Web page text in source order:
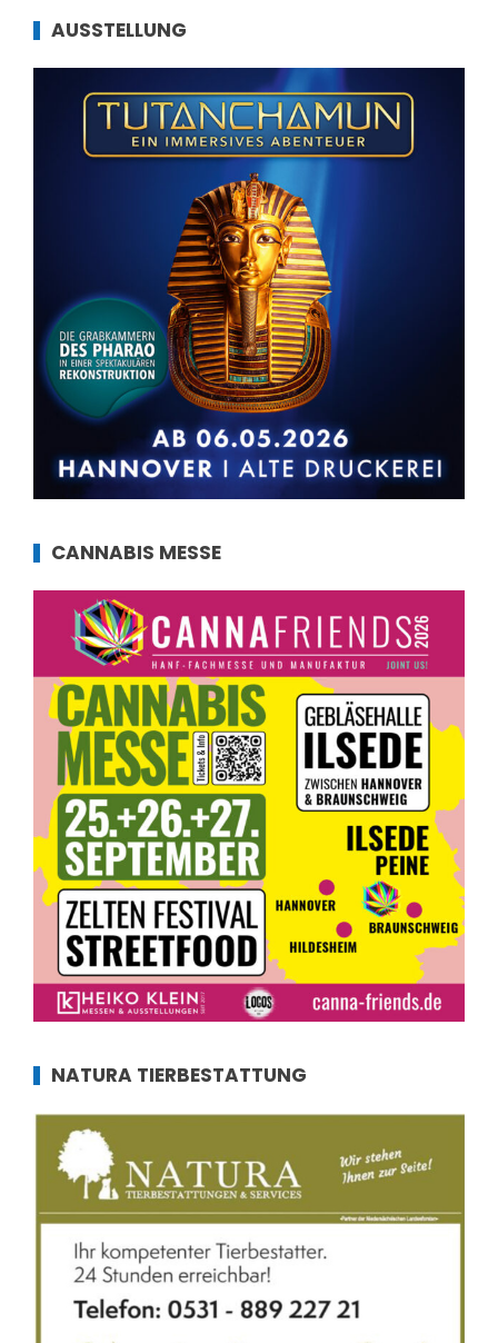
AUSSTELLUNG
CANNABIS MESSE
NATURA TIERBESTATTUNG